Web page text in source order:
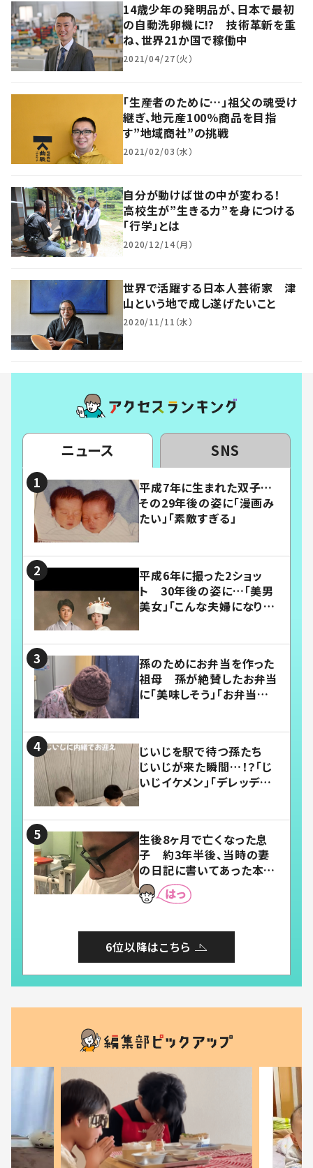
14歳少年の発明品が、日本で最初
の自動洗卵機に!? 技術革新を重
ね、世界21か国で稼働中
2021/04/27（火）
「生産者のために…」祖父の魂受け
継ぎ、地元産100％商品を目指
す”地域商社”の挑戦
2021/02/03（水）
自分が動けば世の中が変わる！
高校生が”生きる力”を身につける
「行学」とは
2020/12/14（月）
世界で活躍する日本人芸術家 津
山という地で成し遂げたいこと
2020/11/11（水）
ニュース SNS
平成7年に生まれた双子…
その29年後の姿に「漫画み
たい」「素敵すぎる」
平成6年に撮った2ショッ
ト 30年後の姿に…「美男
美女」「こんな夫婦になりた
孫のためにお弁当を作った
祖母 孫が絶賛したお弁当
に「美味しそう」「お弁当すご
じいじを駅で待つ孫たち
じいじが来た瞬間…！？「じ
いじイケメン」「デレッデレ」
生後8ヶ月で亡くなった息
子 約3年半後、当時の妻
の日記に書いてあった本音
とは
6位以降はこちら